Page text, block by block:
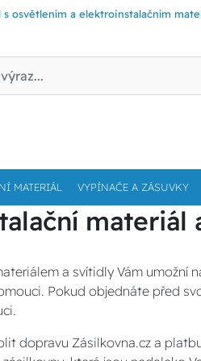
s osvětlením a elektroinstalačním
MATERIÁL VYPÍNAČE A ZÁSUVKY
materiál
a svítidly Vám umožní
Pokud objednáte před
dopravu Zásilkovna.cz a